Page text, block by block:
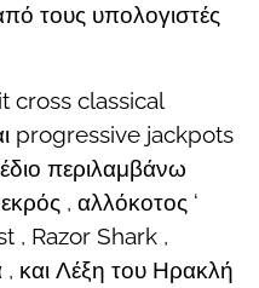
τους υπολογιστές
cross classical
progressive jackpots
περιλαμβάνω
, αλλόκοτος ‘
, Razor Shark ,
και Λέξη του Ηρακλή